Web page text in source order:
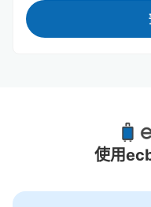
五條站
0
使用